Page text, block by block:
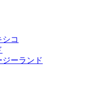
コ
ーランド